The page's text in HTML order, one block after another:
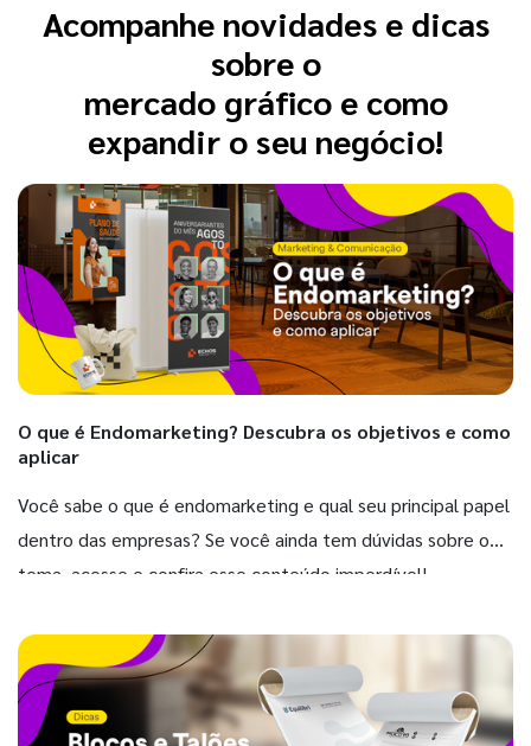
Acompanhe novidades e dicas
sobre o
mercado gráfico e como
expandir o seu negócio!
O que é Endomarketing? Descubra os objetivos e como
aplicar
Você sabe o que é endomarketing e qual seu principal papel
dentro das empresas? Se você ainda tem dúvidas sobre o
tema, acesse e confira esse conteúdo imperdível!